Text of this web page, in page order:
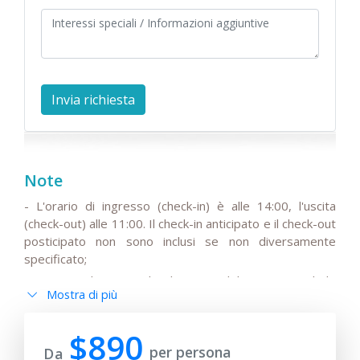
Note
- L'orario di ingresso (check-in) è alle 14:00, l'uscita
(check-out) alle 11:00. Il check-in anticipato e il check-out
posticipato non sono inclusi se non diversamente
specificato;
- Si prega di notare che il prezzo del tour non include
l'IVA stagionale del 15%, che potrebbe essere aggiunta
- Si prega di notare che gli autisti non parlano inglese o
hanno solo una conoscenza di base della lingua;
Mostra di più
Da $890 per persona